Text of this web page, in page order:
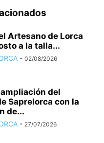
Artesano de Lorca
a la talla...
- 02/08/2026
del
Saprelorca con la
de...
- 27/07/2026